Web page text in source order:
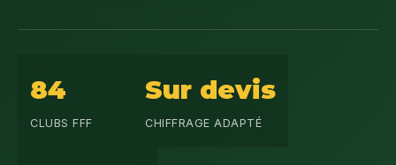
84
CLUBS FFF
Sur devis
CHIFFRAGE ADAPTÉ